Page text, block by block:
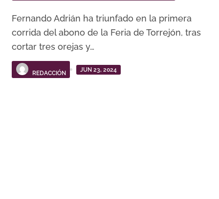
Fernando Adrián ha triunfado en la primera
corrida del abono de la Feria de Torrejón, tras
cortar tres orejas y…
REDACCIÓN
JUN 23, 2024